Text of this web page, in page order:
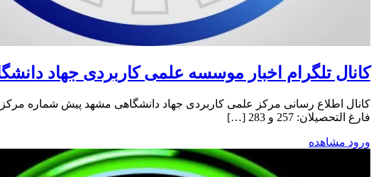
کانال تلگرام اخبار موسسه علمی کاربردی جهاد
فارغ التحصیلان: 257 و 283 […]
ورود مشاهده